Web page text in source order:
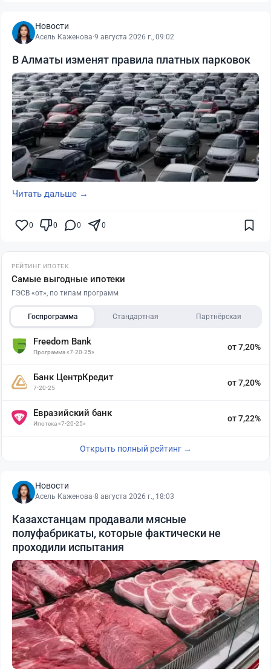
Новости
Асель Каженова·9 августа 2026 г., 09:02
В Алматы изменят правила платных парковок
Читать дальше →
0 0 0 0
РЕЙТИНГ ИПОТЕК
Самые выгодные ипотеки
ГЭСВ «от», по типам программ
Госпрограмма Стандартная Партнёрская
Freedom Bank
Программа «7-20-25»
от 7,20%
Банк ЦентрКредит
7-20-25
от 7,20%
Евразийский банк
Ипотека «7-20-25»
от 7,22%
Открыть полный рейтинг →
Новости
Асель Каженова·8 августа 2026 г., 18:03
Казахстанцам продавали мясные
полуфабрикаты, которые фактически не
проходили испытания